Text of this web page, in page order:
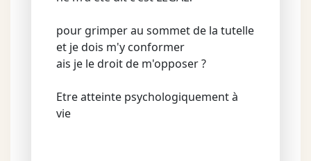
pour grimper au sommet de la tutelle
et je dois m'y conformer
ais je le droit de m'opposer ?
Etre atteinte psychologiquement à
vie